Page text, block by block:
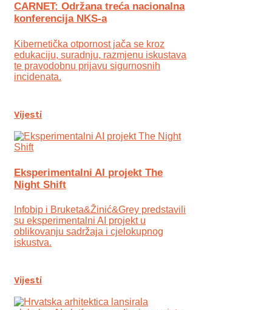
CARNET: Održana treća nacionalna
konferencija NKS-a
Kibernetička otpornost jača se kroz
edukaciju, suradnju, razmjenu iskustava
te pravodobnu prijavu sigurnosnih
incidenata.
Vijesti
Eksperimentalni AI projekt The
Night Shift
Infobip i Bruketa&Žinić&Grey predstavili
su eksperimentalni AI projekt u
oblikovanju sadržaja i cjelokupnog
iskustva.
Vijesti